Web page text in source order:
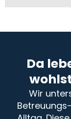
Da
Wir